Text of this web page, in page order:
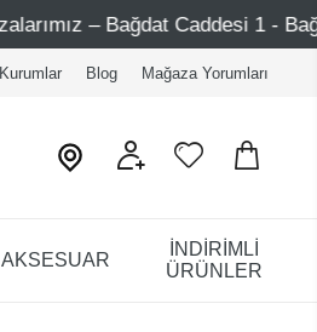
1 - Bağdat Caddesi 2 -
Blog Mağaza Yorumları
AKSESUAR
İNDİRİMLİ
ÜRÜNLER